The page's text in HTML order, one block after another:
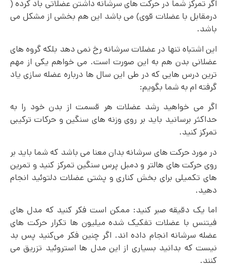
اگر تمرکز شما در حرکت های سرشانه داشتن عضلاتی باد کرده (
درمقابل با عضلات قوی) می باشد این هم بخشی از مشکل می
باشد.
این اشتباه تنها در عضلات سرشانه رخ نمی دهد بلکه گروه های
عضلانی بدن هم به این صورت است. می خواهم یکی از مهم
ترین درس هایی که در طی این سال ها درباره عضله سازی یاد
گرفته ام به شما بگویم:
اگر می خواهید رشد عضلات هر قسمت از بدن خود را به
حداکثر برسانید باید بر روی وزنه های سنگین و حرکات ترکیبی
تمرکز کنید.
در مورد حرکت های سرشانه بدان معنا می باشد که شما باید بر
روی حرکت های هالتر و دمبل پرس سنگین تمرکز کنید و تمرین
های تکمیلی برای بخش کناری و پشتی عضلات دلتوئید انجام
دهید.
اما یک دقیقه صبر کنید: ممکن است فکر کنید که مدل های
فیتنس با عضلات تفکیک شده میلیون ها تکرار حرکت های
عضله سرشانه انجام داده اند. اگر چنین فکر می‌کنید پس بد
نیست که بدانید بسیاری از این مدل ها استروئید تزریق می
کنند.